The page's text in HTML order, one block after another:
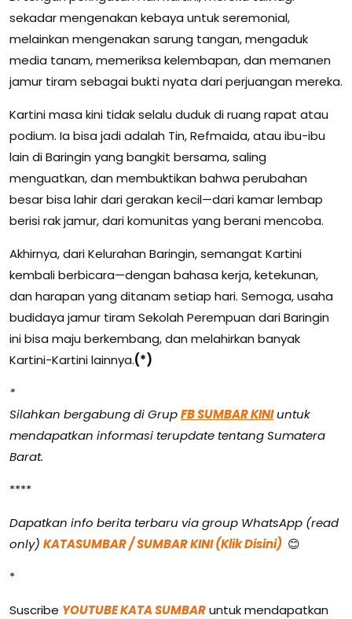
sekadar mengenakan kebaya untuk seremonial,
melainkan mengenakan sarung tangan, mengaduk
media tanam, memeriksa kelembapan, dan memanen
jamur tiram sebagai bukti nyata dari perjuangan mereka.
Kartini masa kini tidak selalu duduk di ruang rapat atau
podium. Ia bisa jadi adalah Tin, Refmaida, atau ibu-ibu
lain di Baringin yang bangkit bersama, saling
menguatkan, dan membuktikan bahwa perubahan
besar bisa lahir dari gerakan kecil—dari kamar lembap
berisi rak jamur, dari komunitas yang berani mencoba.
Akhirnya, dari Kelurahan Baringin, semangat Kartini
kembali berbicara—dengan bahasa kerja, ketekunan,
dan harapan yang ditanam setiap hari. Semoga, usaha
budidaya jamur tiram Sekolah Perempuan dari Baringin
ini bisa maju berkembang, dan melahirkan banyak
Kartini-Kartini lainnya.(*)
*
Silahkan bergabung di GrupFB SUMBAR KINIuntuk
mendapatkan informasi terupdate tentang Sumatera
Barat.
****
Dapatkan info berita terbaru via group WhatsApp (read
only) KATASUMBAR / SUMBAR KINI (Klik Disini) 😊
*
Suscribe YOUTUBE KATA SUMBARuntuk mendapatkan